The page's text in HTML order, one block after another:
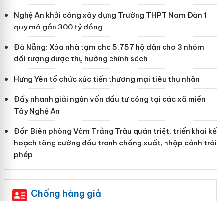
Nghệ An khởi công xây dựng Trường THPT Nam Đàn 1
quy mô gần 300 tỷ đồng
Đà Nẵng: Xóa nhà tạm cho 5.757 hộ dân cho 3 nhóm
đối tượng được thụ hưởng chính sách
Hưng Yên tổ chức xúc tiến thương mại tiêu thụ nhãn
Đẩy nhanh giải ngân vốn đầu tư công tại các xã miền
Tây Nghệ An
Đồn Biên phòng Vàm Trảng Trâu quán triệt, triển khai kế
hoạch tăng cường đấu tranh chống xuất, nhập cảnh trái
phép
Chống hàng giả